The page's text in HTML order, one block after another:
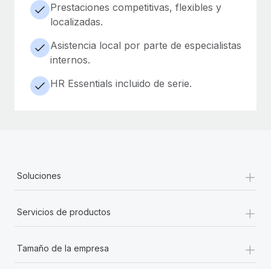
Prestaciones competitivas, flexibles y
localizadas.
Asistencia local por parte de especialistas
internos.
HR Essentials incluido de serie.
Soluciones +
Servicios de productos +
Tamaño de la empresa +